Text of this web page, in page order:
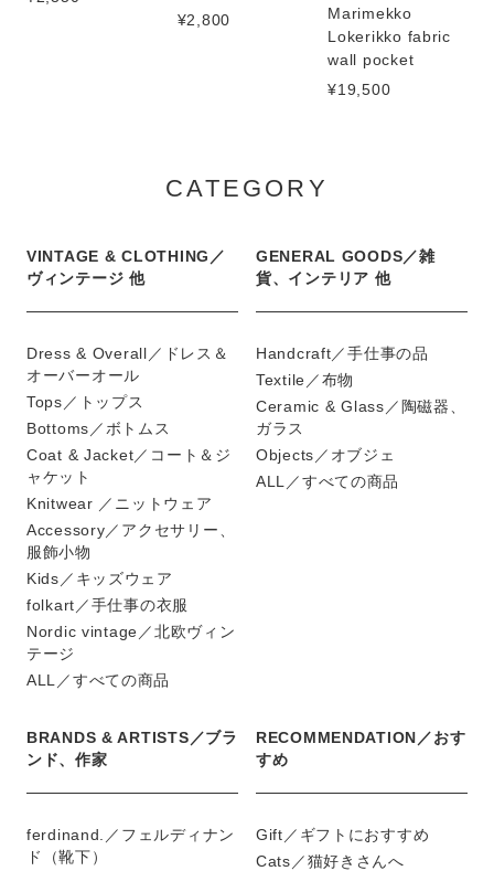
¥2,800
Marimekko
Lokerikko fabric
wall pocket
¥19,500
CATEGORY
VINTAGE & CLOTHING／
ヴィンテージ 他
Dress & Overall／ドレス＆
オーバーオール
Tops／トップス
Bottoms／ボトムス
Coat & Jacket／コート＆ジ
ャケット
Knitwear ／ニットウェア
Accessory／アクセサリー、
服飾小物
Kids／キッズウェア
folkart／手仕事の衣服
Nordic vintage／北欧ヴィン
テージ
ALL／すべての商品
GENERAL GOODS／雑
貨、インテリア 他
Handcraft／手仕事の品
Textile／布物
Ceramic & Glass／陶磁器、
ガラス
Objects／オブジェ
ALL／すべての商品
BRANDS & ARTISTS／ブラ
ンド、作家
ferdinand.／フェルディナン
ド（靴下）
RECOMMENDATION／おす
すめ
Gift／ギフトにおすすめ
Cats／猫好きさんへ